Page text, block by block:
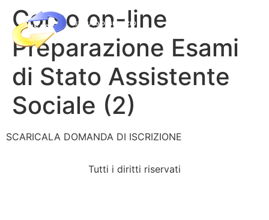
Corso on-line
Preparazione Esami
di Stato Assistente
Sociale (2)
SCARICALA DOMANDA DI ISCRIZIONE
Tutti i diritti riservati